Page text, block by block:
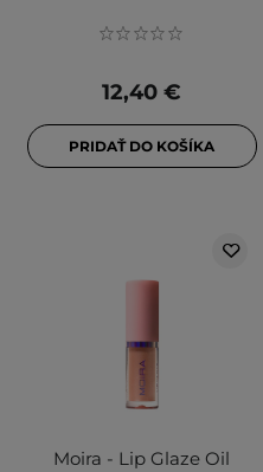
12,40 €
PRIDAŤ DO KOŠÍKA
Moira - Lip Glaze Oil